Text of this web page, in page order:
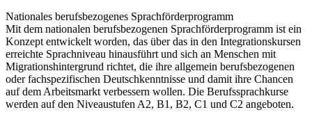
Nationales berufsbezogenes Sprachförderprogramm
Mit dem nationalen berufsbezogenen Sprachförderprogramm ist ein
Konzept entwickelt worden, das über das in den Integrationskursen
erreichte Sprachniveau hinausführt und sich an Menschen mit
Migrationshintergrund richtet, die ihre allgemein berufsbezogenen
oder fachspezifischen Deutschkenntnisse und damit ihre Chancen
auf dem Arbeitsmarkt verbessern wollen. Die Berufssprachkurse
werden auf den Niveaustufen A2, B1, B2, C1 und C2 angeboten.